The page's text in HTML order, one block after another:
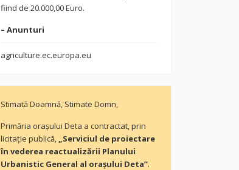
fiind de 20.000,00 Euro.
– Anunturi
agriculture.ec.europa.eu
Stimată Doamnă, Stimate Domn,
Primăria orașului Deta a contractat, prin
licitație publică, „Serviciul de proiectare
în vederea reactualizării Planului
Urbanistic General al orașului Deta”.